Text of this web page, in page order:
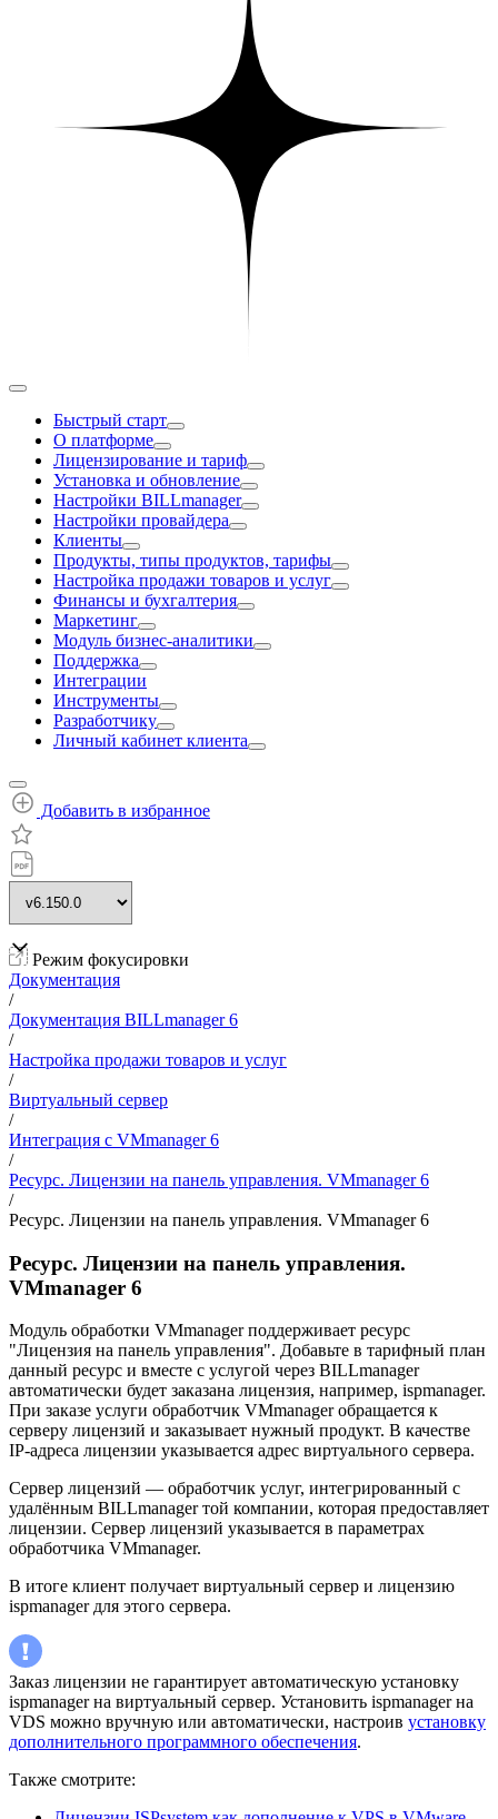
Быстрый старт
О платформе
Лицензирование и тариф
Установка и обновление
Настройки BILLmanager
Настройки провайдера
Клиенты
Продукты, типы продуктов, тарифы
Настройка продажи товаров и услуг
Финансы и бухгалтерия
Маркетинг
Модуль бизнес-аналитики
Поддержка
Интеграции
Инструменты
Разработчику
Личный кабинет клиента
Добавить в избранное
Режим фокусировки
Документация
/
Документация BILLmanager 6
/
Настройка продажи товаров и услуг
/
Виртуальный сервер
/
Интеграция с VMmanager 6
/
Ресурс. Лицензии на панель управления. VMmanager 6
/
Ресурс. Лицензии на панель управления. VMmanager 6
Ресурс. Лицензии на панель управления.
VMmanager 6
Модуль обработки VMmanager поддерживает ресурс
"Лицензия на панель управления". Добавьте в тарифный план
данный ресурс и вместе с услугой через BILLmanager
автоматически будет заказана лицензия, например, ispmanager.
При заказе услуги обработчик VMmanager обращается к
серверу лицензий и заказывает нужный продукт. В качестве
IP-адреса лицензии указывается адрес виртуального сервера.
Сервер лицензий — обработчик услуг, интегрированный с
удалённым BILLmanager той компании, которая предоставляет
лицензии. Сервер лицензий указывается в параметрах
обработчика VMmanager.
В итоге клиент получает виртуальный сервер и лицензию
ispmanager для этого сервера.
Заказ лицензии не гарантирует автоматическую установку
ispmanager на виртуальный сервер. Установить ispmanager на
VDS можно вручную или автоматически, настроив установку
дополнительного программного обеспечения.
Также смотрите: